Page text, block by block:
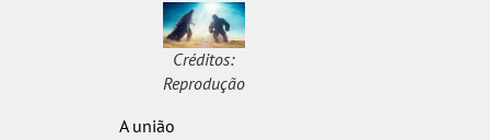
Créditos:
Reprodução
A união